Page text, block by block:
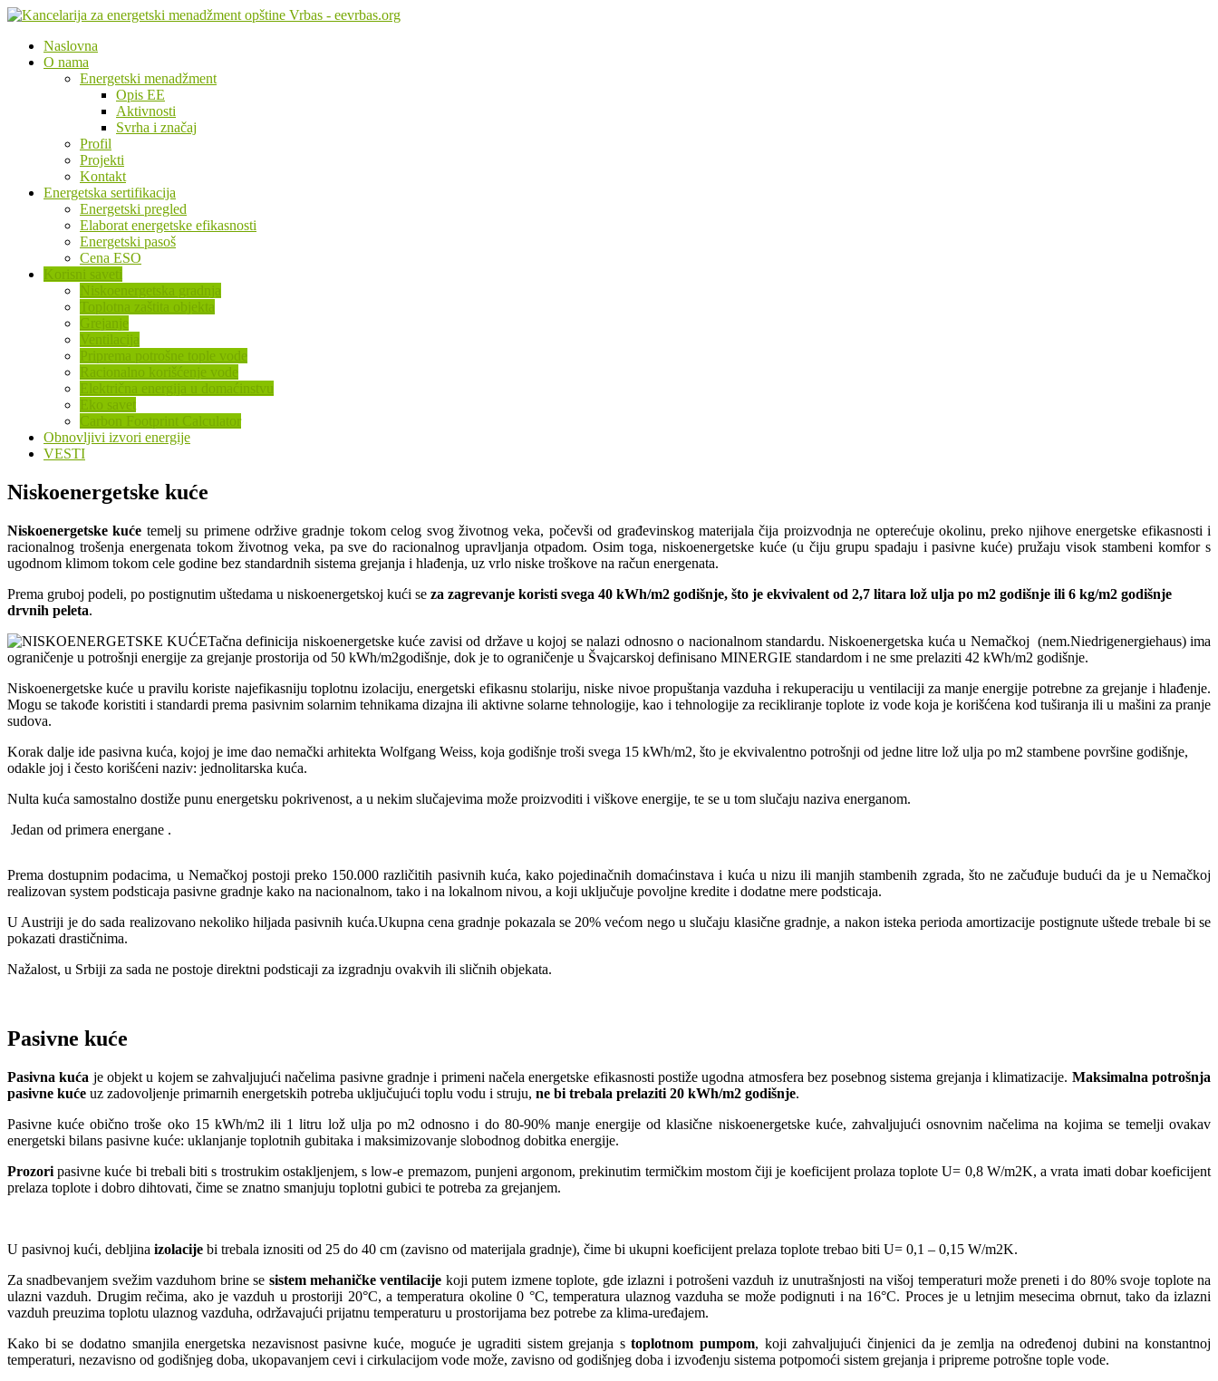
Naslovna
O nama
Energetski menadžment
Opis EE
Aktivnosti
Svrha i značaj
Profil
Projekti
Kontakt
Energetska sertifikacija
Energetski pregled
Elaborat energetske efikasnosti
Energetski pasoš
Cena ESO
Korisni saveti
Niskoenergetska gradnja
Toplotna zaštita objekta
Grejanje
Ventilacija
Priprema potrošne tople vode
Racionalno korišćenje vode
Električna energija u domaćinstvu
Eko savet
Carbon Footprint Calculator
Obnovljivi izvori energije
VESTI
Niskoenergetske kuće
Niskoenergetske kuće temelj su primene održive gradnje tokom celog svog životnog veka, počevši od građevinskog materijala čija proizvodnja ne opterećuje okolinu, preko njihove energetske efikasnosti i
racionalnog trošenja energenata tokom životnog veka, pa sve do racionalnog upravljanja otpadom. Osim toga, niskoenergetske kuće (u čiju grupu spadaju i pasivne kuće) pružaju visok stambeni komfor s
ugodnom klimom tokom cele godine bez standardnih sistema grejanja i hlađenja, uz vrlo niske troškove na račun energenata.
Prema gruboj podeli, po postignutim uštedama u niskoenergetskoj kući se za zagrevanje koristi svega 40 kWh/m2 godišnje, što je ekvivalent od 2,7 litara lož ulja po m2 godišnje ili 6 kg/m2 godišnje
drvnih peleta.
Tačna definicija niskoenergetske kuće zavisi od države u kojoj se nalazi odnosno o nacionalnom standardu. Niskoenergetska kuća u Nemačkoj (nem.Niedrigenergiehaus) ima
ograničenje u potrošnji energije za grejanje prostorija od 50 kWh/m2godišnje, dok je to ograničenje u Švajcarskoj definisano MINERGIE standardom i ne sme prelaziti 42 kWh/m2 godišnje.
Niskoenergetske kuće u pravilu koriste najefikasniju toplotnu izolaciju, energetski efikasnu stolariju, niske nivoe propuštanja vazduha i rekuperaciju u ventilaciji za manje energije potrebne za grejanje i hlađenje.
Mogu se takođe koristiti i standardi prema pasivnim solarnim tehnikama dizajna ili aktivne solarne tehnologije, kao i tehnologije za recikliranje toplote iz vode koja je korišćena kod tuširanja ili u mašini za pranje
sudova.
Korak dalje ide pasivna kuća, kojoj je ime dao nemački arhitekta Wolfgang Weiss, koja godišnje troši svega 15 kWh/m2, što je ekvivalentno potrošnji od jedne litre lož ulja po m2 stambene površine godišnje,
odakle joj i često korišćeni naziv: jednolitarska kuća.
Nulta kuća samostalno dostiže punu energetsku pokrivenost, a u nekim slučajevima može proizvoditi i viškove energije, te se u tom slučaju naziva energanom.
Jedan od primera energane .
Prema dostupnim podacima, u Nemačkoj postoji preko 150.000 različitih pasivnih kuća, kako pojedinačnih domaćinstava i kuća u nizu ili manjih stambenih zgrada, što ne začuđuje budući da je u Nemačkoj
realizovan system podsticaja pasivne gradnje kako na nacionalnom, tako i na lokalnom nivou, a koji uključuje povoljne kredite i dodatne mere podsticaja.
U Austriji je do sada realizovano nekoliko hiljada pasivnih kuća.Ukupna cena gradnje pokazala se 20% većom nego u slučaju klasične gradnje, a nakon isteka perioda amortizacije postignute uštede trebale bi se
pokazati drastičnima.
Nažalost, u Srbiji za sada ne postoje direktni podsticaji za izgradnju ovakvih ili sličnih objekata.
Pasivne kuće
Pasivna kuća je objekt u kojem se zahvaljujući načelima pasivne gradnje i primeni načela energetske efikasnosti postiže ugodna atmosfera bez posebnog sistema grejanja i klimatizacije. Maksimalna potrošnja
pasivne kuće uz zadovoljenje primarnih energetskih potreba uključujući toplu vodu i struju, ne bi trebala prelaziti 20 kWh/m2 godišnje.
Pasivne kuće obično troše oko 15 kWh/m2 ili 1 litru lož ulja po m2 odnosno i do 80-90% manje energije od klasične niskoenergetske kuće, zahvaljujući osnovnim načelima na kojima se temelji ovakav
energetski bilans pasivne kuće: uklanjanje toplotnih gubitaka i maksimizovanje slobodnog dobitka energije.
Prozori pasivne kuće bi trebali biti s trostrukim ostakljenjem, s low-e premazom, punjeni argonom, prekinutim termičkim mostom čiji je koeficijent prolaza toplote U= 0,8 W/m2K, a vrata imati dobar koeficijent
prelaza toplote i dobro dihtovati, čime se znatno smanjuju toplotni gubici te potreba za grejanjem.
U pasivnoj kući, debljina izolacije bi trebala iznositi od 25 do 40 cm (zavisno od materijala gradnje), čime bi ukupni koeficijent prelaza toplote trebao biti U= 0,1 – 0,15 W/m2K.
Za snadbevanjem svežim vazduhom brine se sistem mehaničke ventilacije koji putem izmene toplote, gde izlazni i potrošeni vazduh iz unutrašnjosti na višoj temperaturi može preneti i do 80% svoje toplote na
ulazni vazduh. Drugim rečima, ako je vazduh u prostoriji 20°C, a temperatura okoline 0 °C, temperatura ulaznog vazduha se može podignuti i na 16°C. Proces je u letnjim mesecima obrnut, tako da izlazni
vazduh preuzima toplotu ulaznog vazduha, održavajući prijatnu temperaturu u prostorijama bez potrebe za klima-uređajem.
Kako bi se dodatno smanjila energetska nezavisnost pasivne kuće, moguće je ugraditi sistem grejanja stoplotnom pumpom, koji zahvaljujući činjenici da je zemlja na određenoj dubini na konstantnoj
temperaturi, nezavisno od godišnjeg doba, ukopavanjem cevi i cirkulacijom vode može, zavisno od godišnjeg doba i izvođenju sistema potpomoći sistem grejanja i pripreme potrošne tople vode.